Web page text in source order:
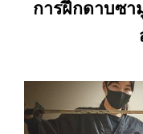
การฝึกดาบซา